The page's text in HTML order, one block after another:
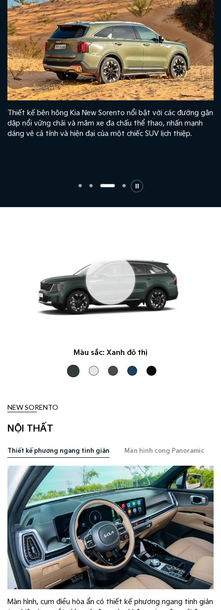
Thiết kế bên hông Kia New Sorento nổi bật với các đường gân
dập nổi vững chãi và mâm xe đa chấu thể thao, nhấn mạnh
dáng vẻ cá tính và hiện đại của một chiếc SUV lịch thiệp.
Màu sắc: Xanh đô thị
NEW SORENTO
NỘI THẤT
Thiết kế phương ngang tinh giản Màn hình cong Panoramic​
Màn hình, cụm điều hòa ẩn có thiết kế phương ngang tinh giản